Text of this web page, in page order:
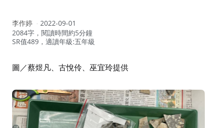
作
者：
李作婷
2022-09-01
2084字，閱讀時間約5分鐘
SR值489，適讀年級:五年級
圖／蔡煜凡、古悅伶、巫宜玲提供